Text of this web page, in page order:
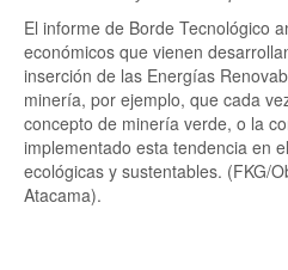
El informe de Borde Tecnológico
económicos que vienen
inserción de las Energías
minería, por ejemplo, que cada
concepto de minería verde, o la
implementado esta tendencia en
ecológicas y sustentables. (FKG/
Atacama).